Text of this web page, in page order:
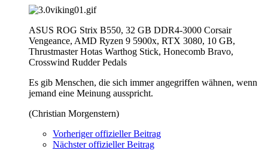
ASUS ROG Strix B550, 32 GB DDR4-3000 Corsair
Vengeance, AMD Ryzen 9 5900x, RTX 3080, 10 GB,
Thrustmaster Hotas Warthog Stick, Honecomb Bravo,
Crosswind Rudder Pedals
Es gib Menschen, die sich immer angegriffen wähnen, wenn
jemand eine Meinung ausspricht.
(Christian Morgenstern)
Vorheriger offizieller Beitrag
Nächster offizieller Beitrag